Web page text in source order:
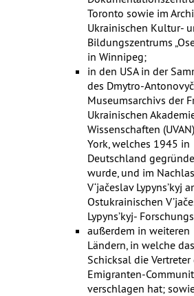
Toronto sowie im
Ukrainischen Kultur-
Bildungszentrums
in Winnipeg;
in den USA in der
des Dmytro-
Museumsarchivs der
Ukrainischen
Wissenschaften
York, welches 1945 in
Deutschland
wurde, und im
V‘jačeslav Lypyns’kyj
Ostukrainischen
Lypyns’kyj-
außerdem in weiteren
Ländern, in welche das
Schicksal die Vertreter
Emigranten-
verschlagen hat;